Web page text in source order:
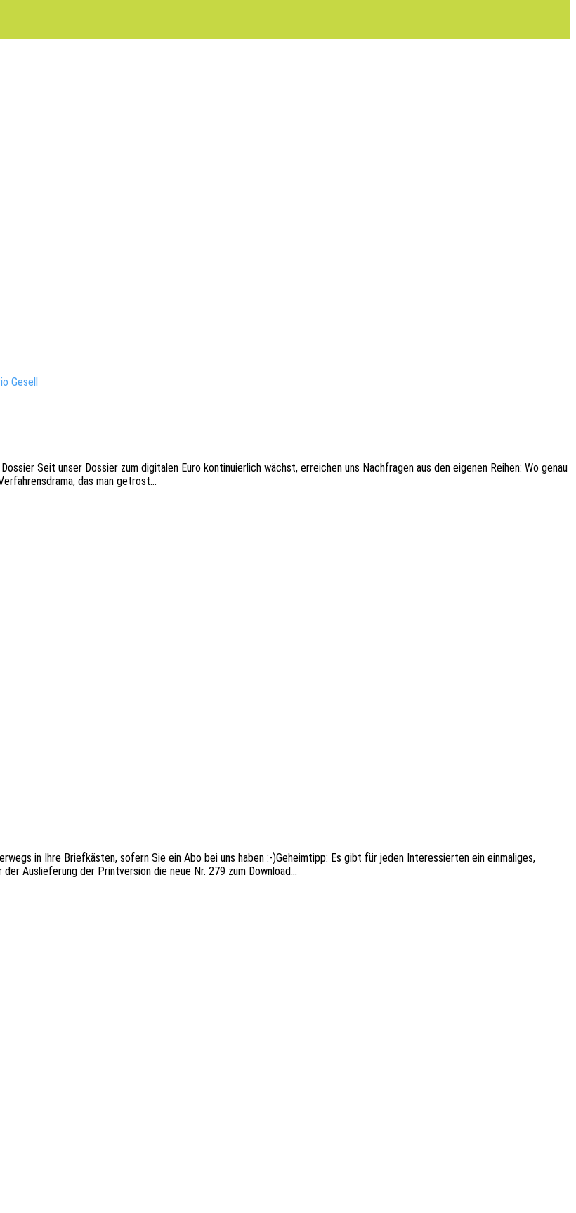
Gesell
Seit unser Dossier zum digi­ta­len Euro konti­nu­ier­lich wächst, errei­chen uns Nach­fra­gen aus den eige­nen Reihen: Wo genau
das man getrost…
in Ihre Brief­käs­ten, sofern Sie ein Abo bei uns haben :-)Geheim­tipp: Es gibt für jeden Inter­es­sier­ten ein einma­li­ges,
Auslie­fe­rung der Print­ver­si­on die neue Nr. 279 zum Download…